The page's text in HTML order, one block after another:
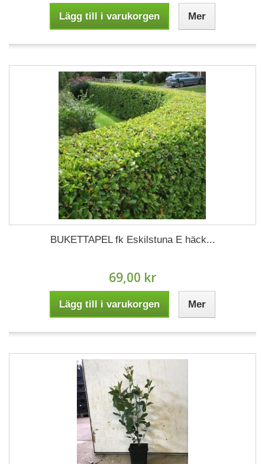
Lägg till i varukorgen Mer
BUKETTAPEL fk Eskilstuna E häck...
69,00 kr
Lägg till i varukorgen Mer